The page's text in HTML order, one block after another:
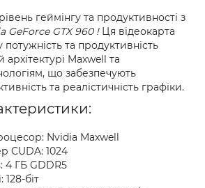
геймінгу та продуктивності з
GeForce GTX 960 !Ця відеокарта
потужність та продуктивність
Maxwell та
що забезпечують
та реалістичність графіки.
Nvidia Maxwell
CUDA: 1024
4 ГБ GDDR5
біт